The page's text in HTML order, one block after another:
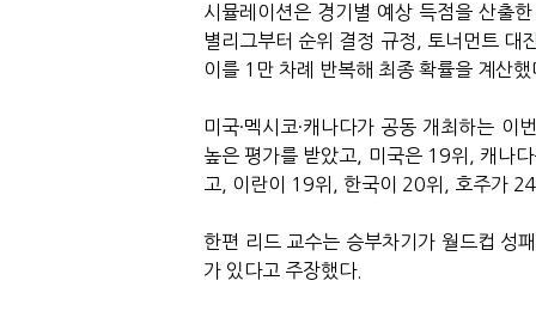
시뮬레이션은 경기별 예상 득점을 산출
별리그부터 순위 결정 규정, 토너먼트 대
이를 1만 차례 반복해 최종 확률을 계산했
미국·멕시코·캐나다가 공동 개최하는
높은 평가를 받았고, 미국은 19위, 캐나
고, 이란이 19위, 한국이 20위, 호주가
한편 리드 교수는 승부차기가 월드컵 성
가 있다고 주장했다.